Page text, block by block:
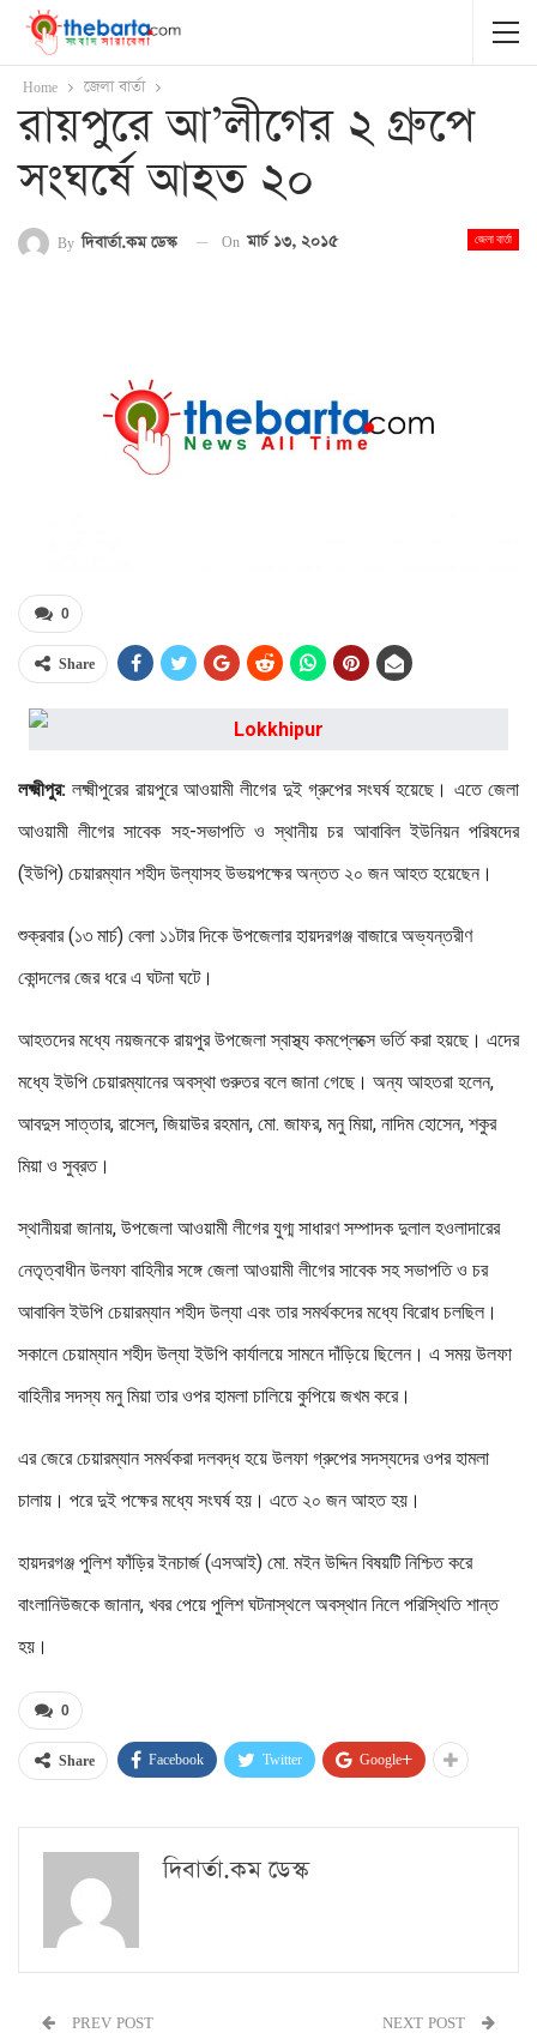
Home জেলা বার্তা
রায়পুরে আ’লীগের ২ গ্রুপে
সংঘর্ষে আহত ২০
জেলা বার্তা
By দিবার্তা.কম ডেস্ক On মার্চ ১৩, ২০১৫
0
Share
লক্ষ্মীপুর: লক্ষ্মীপুরের রায়পুরে আওয়ামী লীগের দুই গ্রুপের সংঘর্ষ হয়েছে। এতে জেলা
আওয়ামী লীগের সাবেক সহ-সভাপতি ও স্থানীয় চর আবাবিল ইউনিয়ন পরিষদের
(ইউপি) চেয়ারম্যান শহীদ উল্যাসহ উভয়পক্ষের অন্তত ২০ জন আহত হয়েছেন।
শুক্রবার (১৩ মার্চ) বেলা ১১টার দিকে উপজেলার হায়দরগঞ্জ বাজারে অভ্যন্তরীণ
কোন্দলের জের ধরে এ ঘটনা ঘটে।
আহতদের মধ্যে নয়জনকে রায়পুর উপজেলা স্বাস্থ্য কমপ্লেক্সে ভর্তি করা হয়ছে। এদের
মধ্যে ইউপি চেয়ারম্যানের অবস্থা গুরুতর বলে জানা গেছে। অন্য আহতরা হলেন,
আবদুস সাত্তার, রাসেল, জিয়াউর রহমান, মো. জাফর, মনু মিয়া, নাদিম হোসেন, শকুর
মিয়া ও সুব্রত।
স্থানীয়রা জানায়, উপজেলা আওয়ামী লীগের যুগ্ম সাধারণ সম্পাদক দুলাল হওলাদারের
নেতৃত্বাধীন উলফা বাহিনীর সঙ্গে জেলা আওয়ামী লীগের সাবেক সহ সভাপতি ও চর
আবাবিল ইউপি চেয়ারম্যান শহীদ উল্যা এবং তার সমর্থকদের মধ্যে বিরোধ চলছিল।
সকালে চেয়াম্যান শহীদ উল্যা ইউপি কার্যালয়ে সামনে দাঁড়িয়ে ছিলেন। এ সময় উলফা
বাহিনীর সদস্য মনু মিয়া তার ওপর হামলা চালিয়ে কুপিয়ে জখম করে।
এর জেরে চেয়ারম্যান সমর্থকরা দলবদ্ধ হয়ে উলফা গ্রুপের সদস্যদের ওপর হামলা
চালায়। পরে দুই পক্ষের মধ্যে সংঘর্ষ হয়। এতে ২০ জন আহত হয়।
হায়দরগঞ্জ পুলিশ ফাঁড়ির ইনচার্জ (এসআই) মো. মইন উদ্দিন বিষয়টি নিশ্চিত করে
বাংলানিউজকে জানান, খবর পেয়ে পুলিশ ঘটনাস্থলে অবস্থান নিলে পরিস্থিতি শান্ত
হয়।
0
Share Facebook Twitter Google+
দিবার্তা.কম ডেস্ক
PREV POST NEXT POST